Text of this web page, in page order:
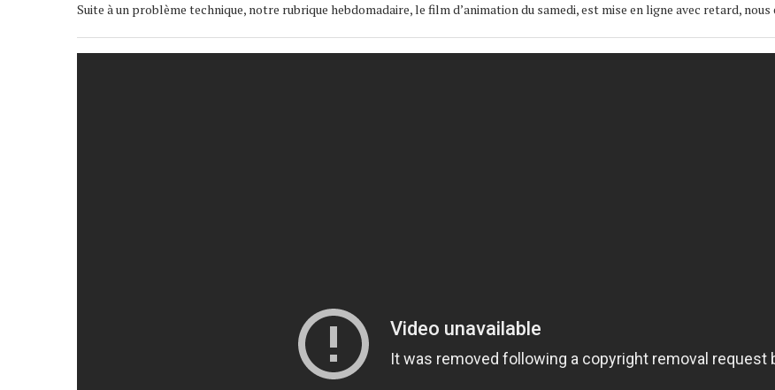
Suite à un problème technique, notre rubrique hebdomadaire, le film d’animation du samedi, est mise en ligne avec retard,